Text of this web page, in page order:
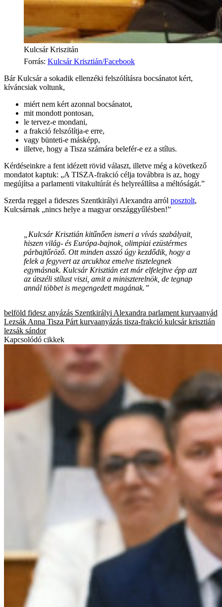
Kulcsár Kriszitán
Forrás: Kulcsár Krisztián/Facebook
Bár Kulcsár a sokadik ellenzéki felszólításra bocsánatot kért,
kíváncsiak voltunk,
miért nem kért azonnal bocsánatot,
mit mondott pontosan,
le tervez-e mondani,
a frakció felszólítja-e erre,
vagy bünteti-e másképp,
illetve, hogy a Tisza számára belefér-e ez a stílus.
Kérdéseinkre a fent idézett rövid választ, illetve még a következő
mondatot kaptuk: „A TISZA-frakció célja továbbra is az, hogy
megújítsa a parlamenti vitakultúrát és helyreállítsa a méltóságát.”
Szerda reggel a fideszes Szentkirályi Alexandra arról posztolt,
Kulcsárnak „nincs helye a magyar országgyűlésben!”
„Kulcsár Krisztián kitűnően ismeri a vívás szabályait,
hiszen világ- és Európa-bajnok, olimpiai ezüstérmes
párbajtőröző. Ott minden asszó úgy kezdődik, hogy a
felek a fegyvert az arcukhoz emelve tisztelegnek
egymásnak. Kulcsár Krisztián ezt már elfelejtve épp azt
az útszéli stílust viszi, amit a miniszterelnök, de tegnap
annál többet is megengedett magának.”
belföld fidesz anyázás Szentkirályi Alexandra parlament kurvaanyád
Lezsák Anna Tisza Párt kurvaanyázás tisza-frakció kulcsár krisztián
lezsák sándor
Kapcsolódó cikkek